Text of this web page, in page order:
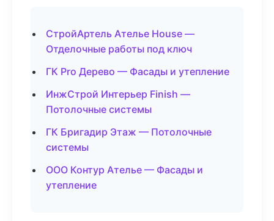
СтройАртель Ателье House —
Отделочные работы под ключ
ГК Pro Дерево — Фасады и утепление
ИнжСтрой Интерьер Finish —
Потолочные системы
ГК Бригадир Этаж — Потолочные
системы
ООО Контур Ателье — Фасады и
утепление